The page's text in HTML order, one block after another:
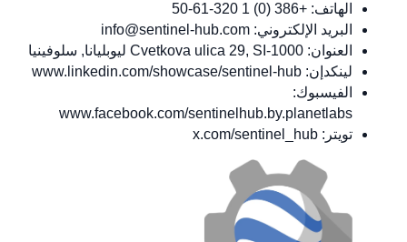
الهاتف: +386 (0) 1 320-61-50
البريد الإلكتروني: info@sentinel-hub.com
العنوان: Cvetkova ulica 29, SI-1000 ليوبليانا, سلوفينيا
لينكدإن: www.linkedin.com/showcase/sentinel-hub
الفيسبوك:
www.facebook.com/sentinelhub.by.planetlabs
تويتر: x.com/sentinel_hub